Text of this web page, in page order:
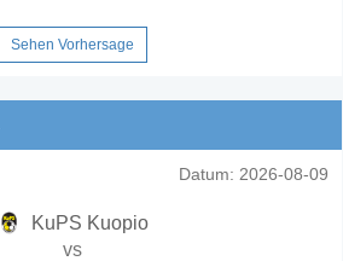
Sehen Vorhersage
Datum: 2026-08-09
KuPS Kuopio
vs